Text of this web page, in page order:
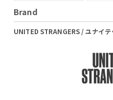
Brand
UNITED STRANGERS / ユナイ